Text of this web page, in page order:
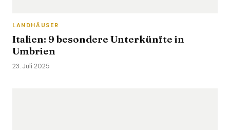
LANDHÄUSER
Italien: 9 besondere Unterkünfte in
Umbrien
23. Juli 2025